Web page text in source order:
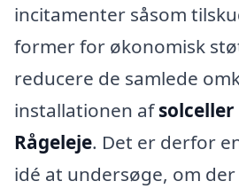
incitamenter såsom
former for økonomisk
reducere de samlede
installationen af
Rågeleje. Det er derfor
idé at undersøge, om